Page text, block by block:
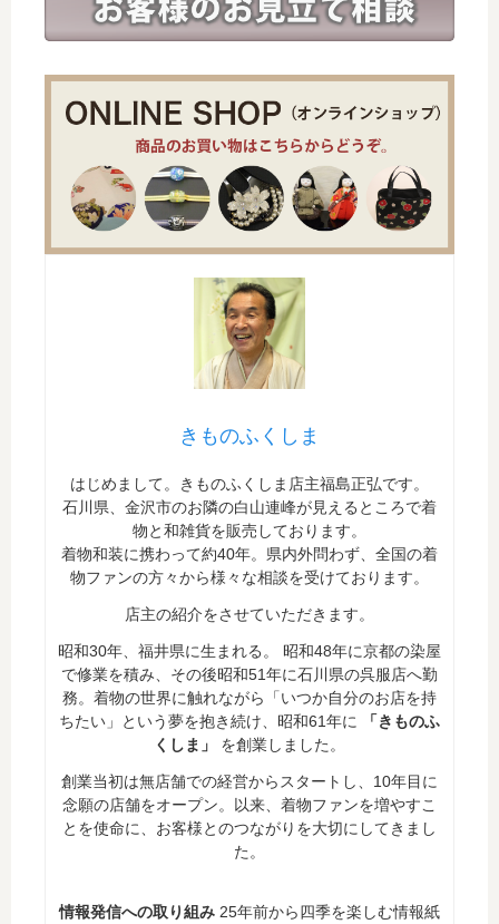
きものふくしま
はじめまして。きものふくしま店主福島正弘です。
石川県、金沢市のお隣の白山連峰が見えるところで着
物と和雑貨を販売しております。
着物和装に携わって約40年。県内外問わず、全国の着
物ファンの方々から様々な相談を受けております。
店主の紹介をさせていただきます。
昭和30年、福井県に生まれる。 昭和48年に京都の染屋
で修業を積み、その後昭和51年に石川県の呉服店へ勤
務。着物の世界に触れながら「いつか自分のお店を持
ちたい」という夢を抱き続け、昭和61年に
「きものふ
くしま」
を創業しました。
創業当初は無店舗での経営からスタートし、10年目に
念願の店舗をオープン。以来、着物ファンを増やすこ
とを使命に、お客様とのつながりを大切にしてきまし
た。
情報発信への取り組み 25年前から四季を楽しむ情報紙